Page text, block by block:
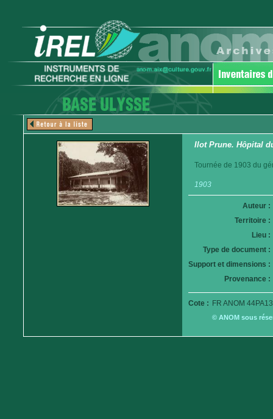
Ilot Prune. Hôpital
Tournée de 1903 du
1903
Auteur :
Territoire :
Lieu :
Type de document :
Support et dimensions :
Provenance :
Cote : FR ANOM
© ANOM sous